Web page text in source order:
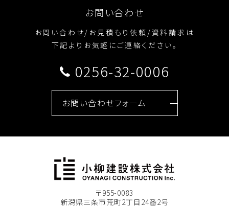
お問い合わせ
お問い合わせ/お見積もり依頼/資料請求は
下記よりお気軽にご連絡ください。
0256-32-0006
お問い合わせフォーム
〒955-0083
新潟県三条市荒町2丁目24番2号